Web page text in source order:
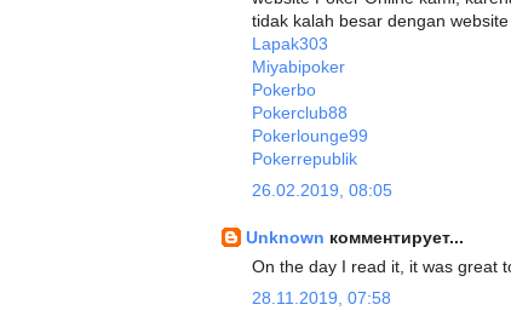
tidak kalah besar dengan
Lapak303
Miyabipoker
Pokerbo
Pokerclub88
Pokerlounge99
Pokerrepublik
26.02.2019, 08:05
Unknown комментирует...
On the day I read it, it was great
28.11.2019, 07:58